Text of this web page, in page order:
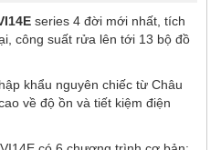
series 4 đời mới nhất, tích
công suất rửa lên tới 13 bộ đồ
khẩu nguyên chiếc từ Châu
về độ ồn và tiết kiệm điện